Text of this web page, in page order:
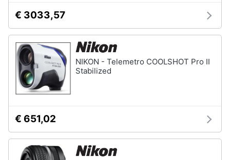
€ 3033,57
NIKON - Telemetro COOLSHOT Pro II
Stabilized
€ 651,02